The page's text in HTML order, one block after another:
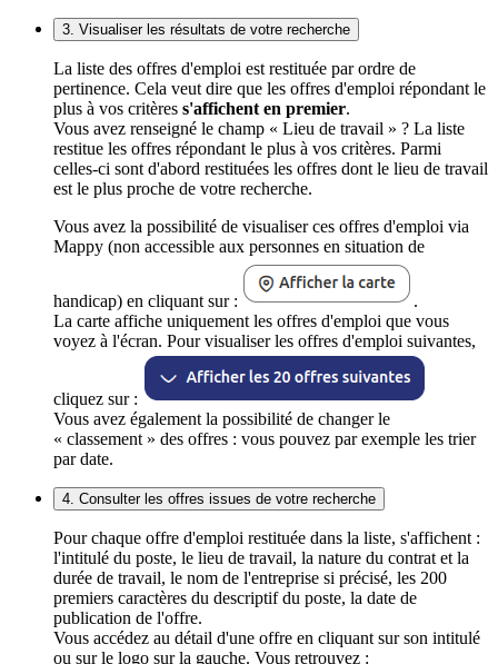
3. Visualiser les résultats de votre recherche
La liste des offres d'emploi est restituée par ordre de
pertinence. Cela veut dire que les offres d'emploi répondant le
plus à vos critères s'affichent en premier.
Vous avez renseigné le champ « Lieu de travail » ? La liste
restitue les offres répondant le plus à vos critères. Parmi
celles-ci sont d'abord restituées les offres dont le lieu de travail
est le plus proche de votre recherche.
Vous avez la possibilité de visualiser ces offres d'emploi via
Mappy (non accessible aux personnes en situation de
handicap) en cliquant sur :
.
La carte affiche uniquement les offres d'emploi que vous
voyez à l'écran. Pour visualiser les offres d'emploi suivantes,
cliquez sur :
Vous avez également la possibilité de changer le
« classement » des offres : vous pouvez par exemple les trier
par date.
4. Consulter les offres issues de votre recherche
Pour chaque offre d'emploi restituée dans la liste, s'affichent :
l'intitulé du poste, le lieu de travail, la nature du contrat et la
durée de travail, le nom de l'entreprise si précisé, les 200
premiers caractères du descriptif du poste, la date de
publication de l'offre.
Vous accédez au détail d'une offre en cliquant sur son intitulé
ou sur le logo sur la gauche. Vous retrouvez :